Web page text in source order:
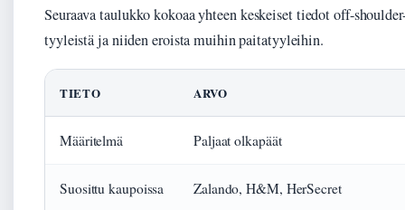
Seuraava taulukko kokoaa yhteen keskeiset tiedot off-
tyyleistä ja niiden eroista muihin paitatyyleihin.
TIETO ARVO
Määritelmä Paljaat olkapäät
Suosittu kaupoissa Zalando, H&M, HerSecret